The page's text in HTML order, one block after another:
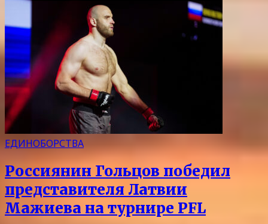
ЕДИНОБОРСТВА
Россиянин Гольцов победил
представителя Латвии
Мажиева на турнире PFL